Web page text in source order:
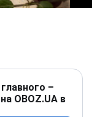
–
OBOZ.UA в